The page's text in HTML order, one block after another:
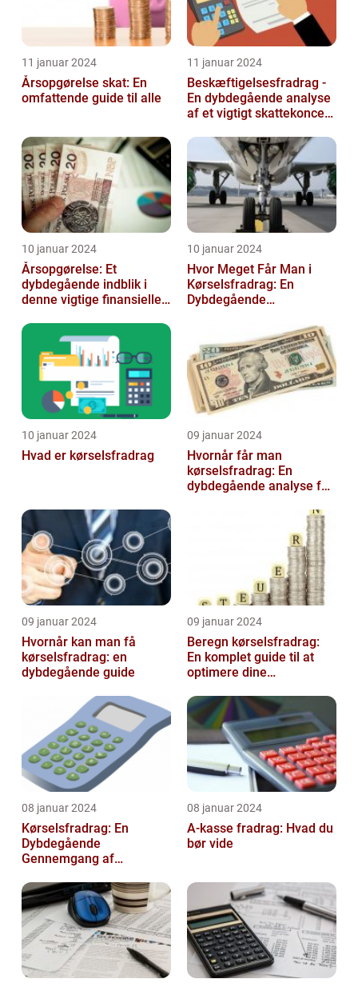
11 januar 2024
Årsopgørelse skat: En
omfattende guide til alle
11 januar 2024
Beskæftigelsesfradrag -
En dybdegående analyse
af et vigtigt skattekoncept
10 januar 2024
Årsopgørelse: Et
dybdegående indblik i
denne vigtige finansielle
10 januar 2024
Hvor Meget Får Man i
Kørselsfradrag: En
Dybdegående
10 januar 2024
Hvad er kørselsfradrag
09 januar 2024
Hvornår får man
kørselsfradrag: En
dybdegående analyse for
09 januar 2024
Hvornår kan man få
kørselsfradrag: en
dybdegående guide
09 januar 2024
Beregn kørselsfradrag:
En komplet guide til at
optimere dine
08 januar 2024
Kørselsfradrag: En
Dybdegående
Gennemgang af
Historiske Udvikling
08 januar 2024
A-kasse fradrag: Hvad du
bør vide